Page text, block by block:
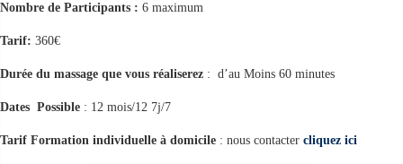
Nombre de Participants : 6 maximum
Tarif: 360€
Durée du massage que vous réaliserez : d’au Moins 60 minutes
Dates Possible : 12 mois/12 7j/7
Tarif Formation individuelle à domicile : nous contacter cliquez ici